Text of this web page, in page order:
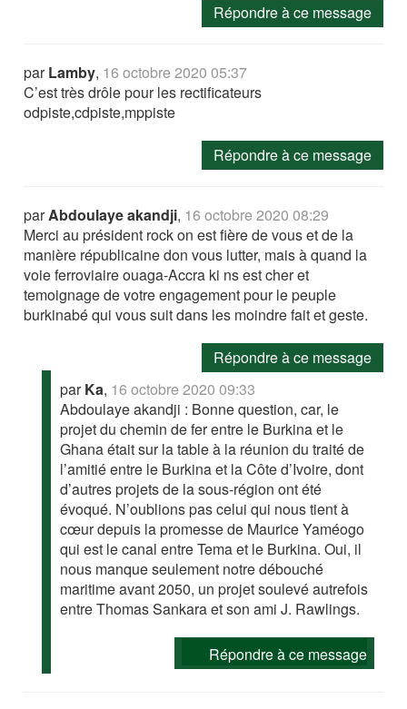
Répondre à ce message
parLamby, 16 octobre 2020 05:37
C’est très drôle pour les rectificateurs
odpiste,cdpiste,mppiste
Répondre à ce message
parAbdoulaye akandji, 16 octobre 2020 08:29
Merci au président rock on est fière de vous et de la
manière républicaine don vous lutter, mais à quand la
voie ferroviaire ouaga-Accra ki ns est cher et
temoignage de votre engagement pour le peuple
burkinabé qui vous suit dans les moindre fait et geste.
Répondre à ce message
parKa, 16 octobre 2020 09:33
Abdoulaye akandji : Bonne question, car, le
projet du chemin de fer entre le Burkina et le
Ghana était sur la table à la réunion du traité de
l’amitié entre le Burkina et la Côte d’Ivoire, dont
d’autres projets de la sous-région ont été
évoqué. N’oublions pas celui qui nous tient à
cœur depuis la promesse de Maurice Yaméogo
qui est le canal entre Tema et le Burkina. Oui, il
nous manque seulement notre débouché
maritime avant 2050, un projet soulevé autrefois
entre Thomas Sankara et son ami J. Rawlings.
Répondre à ce message